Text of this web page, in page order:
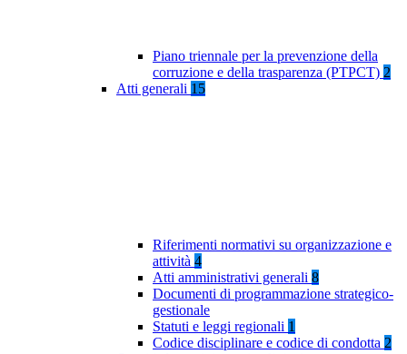
Piano triennale per la prevenzione della
corruzione e della trasparenza (PTPCT) 2
Atti generali 15
Riferimenti normativi su organizzazione e
attività 4
Atti amministrativi generali 8
Documenti di programmazione strategico-
gestionale
Statuti e leggi regionali 1
Codice disciplinare e codice di condotta 2